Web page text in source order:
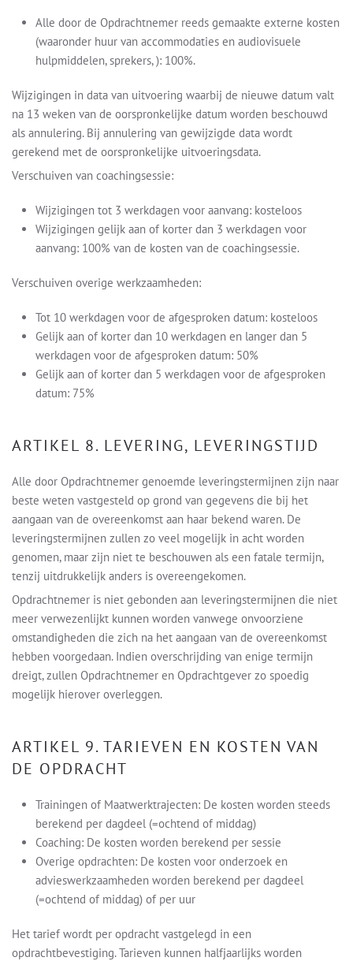
Alle door de Opdrachtnemer reeds gemaakte externe kosten
(waaronder huur van accommodaties en audiovisuele
hulpmiddelen, sprekers, ): 100%.
Wijzigingen in data van uitvoering waarbij de nieuwe datum valt
na 13 weken van de oorspronkelijke datum worden beschouwd
als annulering. Bij annulering van gewijzigde data wordt
gerekend met de oorspronkelijke uitvoeringsdata.
Verschuiven van coachingsessie:
Wijzigingen tot 3 werkdagen voor aanvang: kosteloos
Wijzigingen gelijk aan of korter dan 3 werkdagen voor
aanvang: 100% van de kosten van de coachingsessie.
Verschuiven overige werkzaamheden:
Tot 10 werkdagen voor de afgesproken datum: kosteloos
Gelijk aan of korter dan 10 werkdagen en langer dan 5
werkdagen voor de afgesproken datum: 50%
Gelijk aan of korter dan 5 werkdagen voor de afgesproken
datum: 75%
ARTIKEL 8. LEVERING, LEVERINGSTIJD
Alle door Opdrachtnemer genoemde leveringstermijnen zijn naar
beste weten vastgesteld op grond van gegevens die bij het
aangaan van de overeenkomst aan haar bekend waren. De
leveringstermijnen zullen zo veel mogelijk in acht worden
genomen, maar zijn niet te beschouwen als een fatale termijn,
tenzij uitdrukkelijk anders is overeengekomen.
Opdrachtnemer is niet gebonden aan leveringstermijnen die niet
meer verwezenlijkt kunnen worden vanwege onvoorziene
omstandigheden die zich na het aangaan van de overeenkomst
hebben voorgedaan. Indien overschrijding van enige termijn
dreigt, zullen Opdrachtnemer en Opdrachtgever zo spoedig
mogelijk hierover overleggen.
ARTIKEL 9. TARIEVEN EN KOSTEN VAN
DE OPDRACHT
Trainingen of Maatwerktrajecten: De kosten worden steeds
berekend per dagdeel (=ochtend of middag)
Coaching: De kosten worden berekend per sessie
Overige opdrachten: De kosten voor onderzoek en
advieswerkzaamheden worden berekend per dagdeel
(=ochtend of middag) of per uur
Het tarief wordt per opdracht vastgelegd in een
opdrachtbevestiging. Tarieven kunnen halfjaarlijks worden